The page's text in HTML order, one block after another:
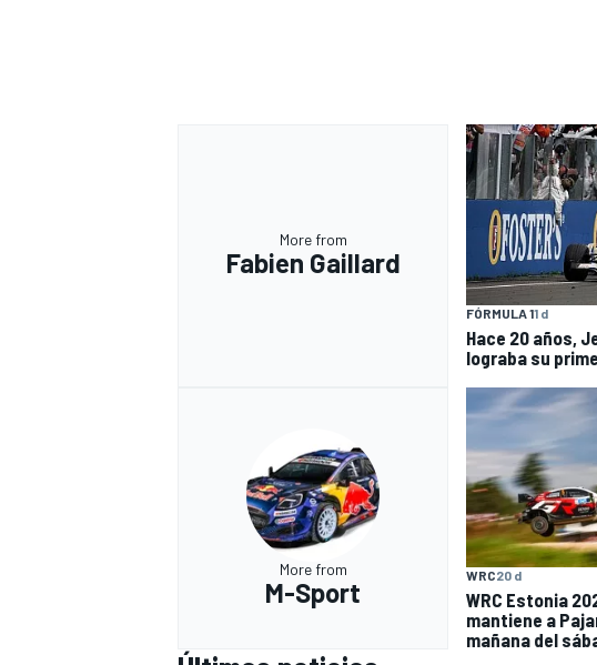
More from
Fabien Gaillard
FÓRMULA 11 d
Hace 20 años,
lograba su
More from
M-Sport
WRC20 d
WRC Estonia
mantiene a
mañana del